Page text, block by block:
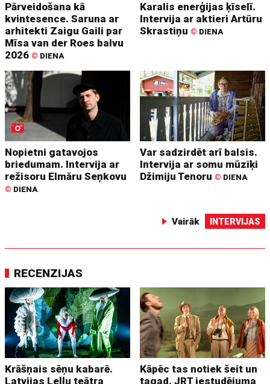
Pārveidošana kā
kvintesence. Saruna ar
arhitekti Zaigu Gaili par
Mīsa van der Roes balvu
2026 © DIENA
Karalis enerģijas ķīselī.
Intervija ar aktieri Artūru
Skrastiņu © DIENA
Nopietni gatavojos
briedumam. Intervija ar
režisoru Elmāru Seņkovu
© DIENA
Var sadzirdēt arī balsis.
Intervija ar somu mūziķi
Džimiju Tenoru © DIENA
Vairāk INTERVIJAS
RECENZIJAS
Krāšņais sēņu kabarē.
Latvijas Leļļu teātra
Kāpēc tas notiek šeit un
tagad. JRT iestudējuma